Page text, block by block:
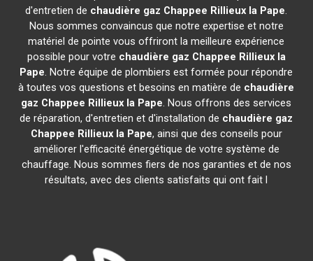
d'entretien de chaudière gaz Chappee Rillieux la Pape.
Nous sommes convaincus que notre expertise et notre
matériel de pointe vous offriront la meilleure expérience
possible pour votre chaudière gaz Chappee Rillieux la
Pape. Notre équipe de plombiers est formée pour répondre
à toutes vos questions et besoins en matière de chaudière
gaz Chappee Rillieux la Pape. Nous offrons des services
de réparation, d'entretien et d'installation de chaudière gaz
Chappee Rillieux la Pape, ainsi que des conseils pour
améliorer l'efficacité énergétique de votre système de
chauffage. Nous sommes fiers de nos garanties et de nos
résultats, avec des clients satisfaits qui ont fait l